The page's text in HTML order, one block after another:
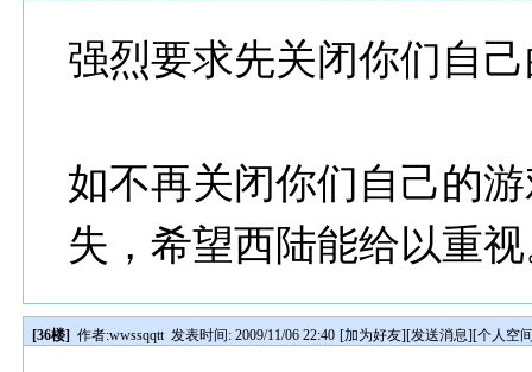
强烈要求先关闭你们自
如不再关闭你们自己的
失，希望西陆能给以重
[36楼] 作者:wwssqqtt 发表时间: 2009/11/06 22:40 [加为好友][发送消息][个人空